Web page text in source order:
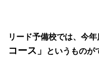
リード予備校では、今年
コース」
というものが